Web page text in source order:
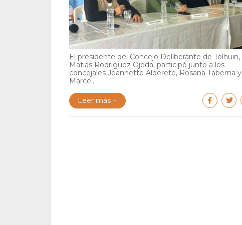
El presidente del Concejo Deliberante de Tolhuin,
Matias Rodriguez Ojeda, participó junto a los
concejales Jeannette Alderete, Rosana Taberna y
Marce...
Leer más +